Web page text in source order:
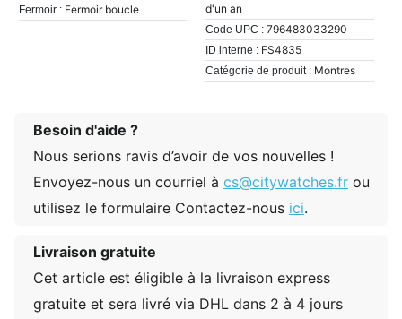
Fermoir : Fermoir boucle
d'un an
Code UPC : 796483033290
ID interne : FS4835
Catégorie de produit : Montres
Besoin d'aide ?
Nous serions ravis d’avoir de vos nouvelles !
Envoyez-nous un courriel à cs@citywatches.fr ou
utilisez le formulaire Contactez-nous ici.
Livraison gratuite
Cet article est éligible à la livraison express
gratuite et sera livré via DHL dans 2 à 4 jours